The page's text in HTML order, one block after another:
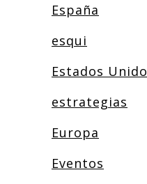
España
esqui
Estados
estrategias
Europa
Eventos